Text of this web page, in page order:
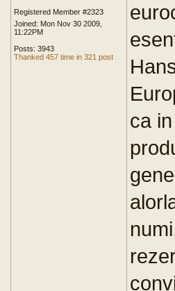
Registered Member #2323
Joined: Mon Nov 30 2009,
11:22PM
Posts: 3943
Thanked 457 time in 321 post
ca